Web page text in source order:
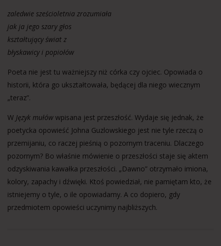
zaledwie sześcioletnia zrozumiała
jak ja jego szary głos
kształtujący świat z
błyskawicy i popiołów
Poeta nie jest tu ważniejszy niż córka czy ojciec. Opowiada o
historii, która go ukształtowała, będącej dla niego wiecznym
„teraz”.
W Język mułów wpisana jest przeszłość. Wydaje się jednak, że
poetycka opowieść Johna Guzlowskiego jest nie tyle rzeczą o
przemijaniu, co raczej pieśnią o pozornym traceniu. Dlaczego
pozornym? Bo właśnie mówienie o przeszłości staje się aktem
odzyskiwania kawałka przeszłości. „Dawno” otrzymało imiona,
kolory, zapachy i dźwięki. Ktoś powiedział, nie pamiętam kto, że
istniejemy o tyle, o ile opowiadamy. A co dopiero, gdy
przedmiotem opowieści uczynimy najbliższych.